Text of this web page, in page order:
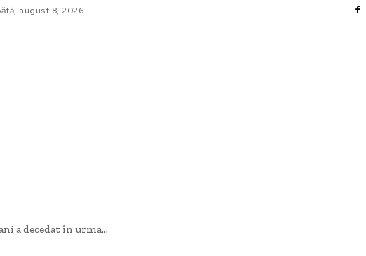
august 8, 2026
a decedat în urma...